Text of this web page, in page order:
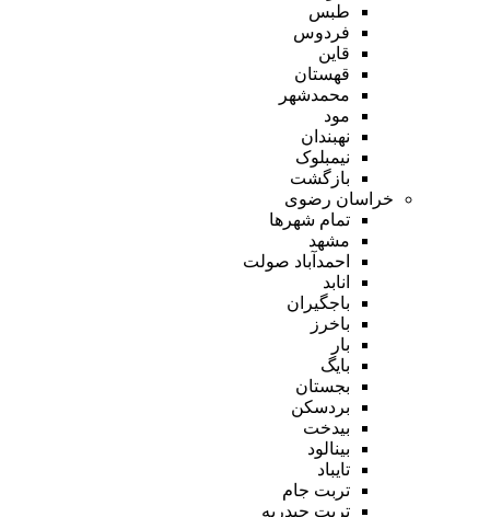
طبس
فردوس
قاین
قهستان
محمدشهر
مود
نهبندان
نیمبلوک
بازگشت
خراسان رضوی
تمام شهر‌ها
مشهد
احمدآباد صولت
انابد
باجگیران
باخرز
بار
بایگ
بجستان
بردسکن
بیدخت
بینالود
تایباد
تربت جام
تربت حیدریه